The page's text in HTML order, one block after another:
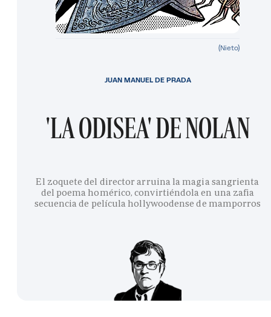
(Nieto)
'LA ODISEA' DE NOLAN
El zoquete del director arruina la magia sangrienta
del poema homérico, convirtiéndola en una zafia
secuencia de película hollywoodense de mamporros
JUAN MANUEL DE PRADA